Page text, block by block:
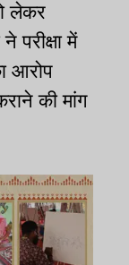
लेकर
परीक्षा में
आरोप
की मांग